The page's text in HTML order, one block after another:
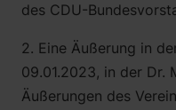
des CDU-
2. Eine Äußerung in
09.01.2023, in der Dr.
Äußerungen des